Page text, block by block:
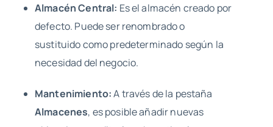
Almacén Central: Es el almacén creado por
defecto. Puede ser renombrado o
sustituido como predeterminado según la
necesidad del negocio.
Mantenimiento:A través de la pestaña
Almacenes, es posible añadir nuevas